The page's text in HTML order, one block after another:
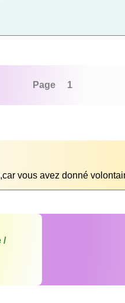
Page 1
vous avez donné
/